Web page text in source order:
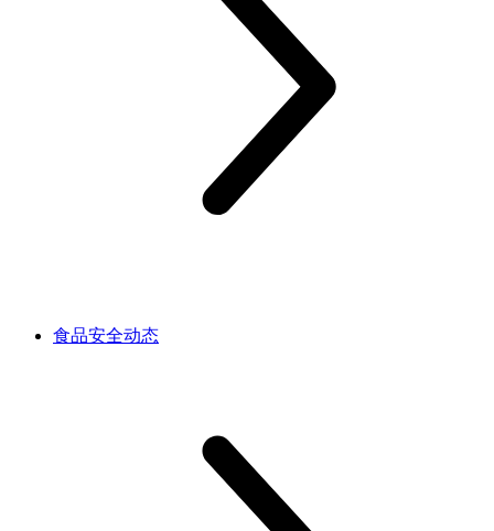
食品安全动态